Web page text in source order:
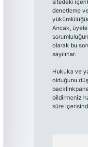
sitedeki
denetleme
Ancak,
olarak bu
sayılırlar.
Hukuka ve
olduğunu
bildirmeniz
süre